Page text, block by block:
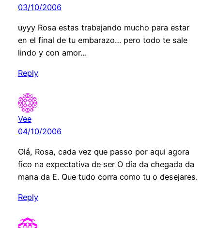
03/10/2006
uyyy Rosa estas trabajando mucho para estar
en el final de tu embarazo… pero todo te sale
lindo y con amor…
Reply
Vee
04/10/2006
Olá, Rosa, cada vez que passo por aqui agora
fico na expectativa de ser O dia da chegada da
mana da E. Que tudo corra como tu o desejares.
Reply